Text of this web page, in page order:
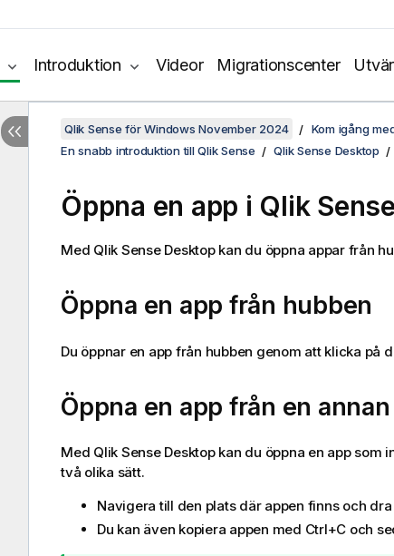
Introduktion Videor Migrationscenter
Qlik Sense för Windows November 2024
Kom igång
En snabb introduktion till Qlik Sense
Qlik Sense Desktop
Öppna en app i Qlik
Med Qlik Sense Desktopkan du öppna appar från
Öppna en app från hubben
Du öppnar en app från hubben genom att klicka på
Öppna en app från en
Med Qlik Sense Desktopkan du öppna en app som
två olika sätt.
Navigera till den plats där appen finns och
Du kan även kopiera appen med Ctrl+C och